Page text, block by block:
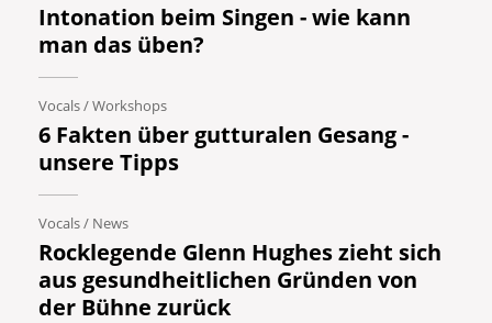
Intonation beim Singen - wie kann
man das üben?
Vocals/Workshops
6 Fakten über gutturalen Gesang -
unsere Tipps
Vocals/ News
Rocklegende Glenn Hughes zieht sich
aus gesundheitlichen Gründen von
der Bühne zurück